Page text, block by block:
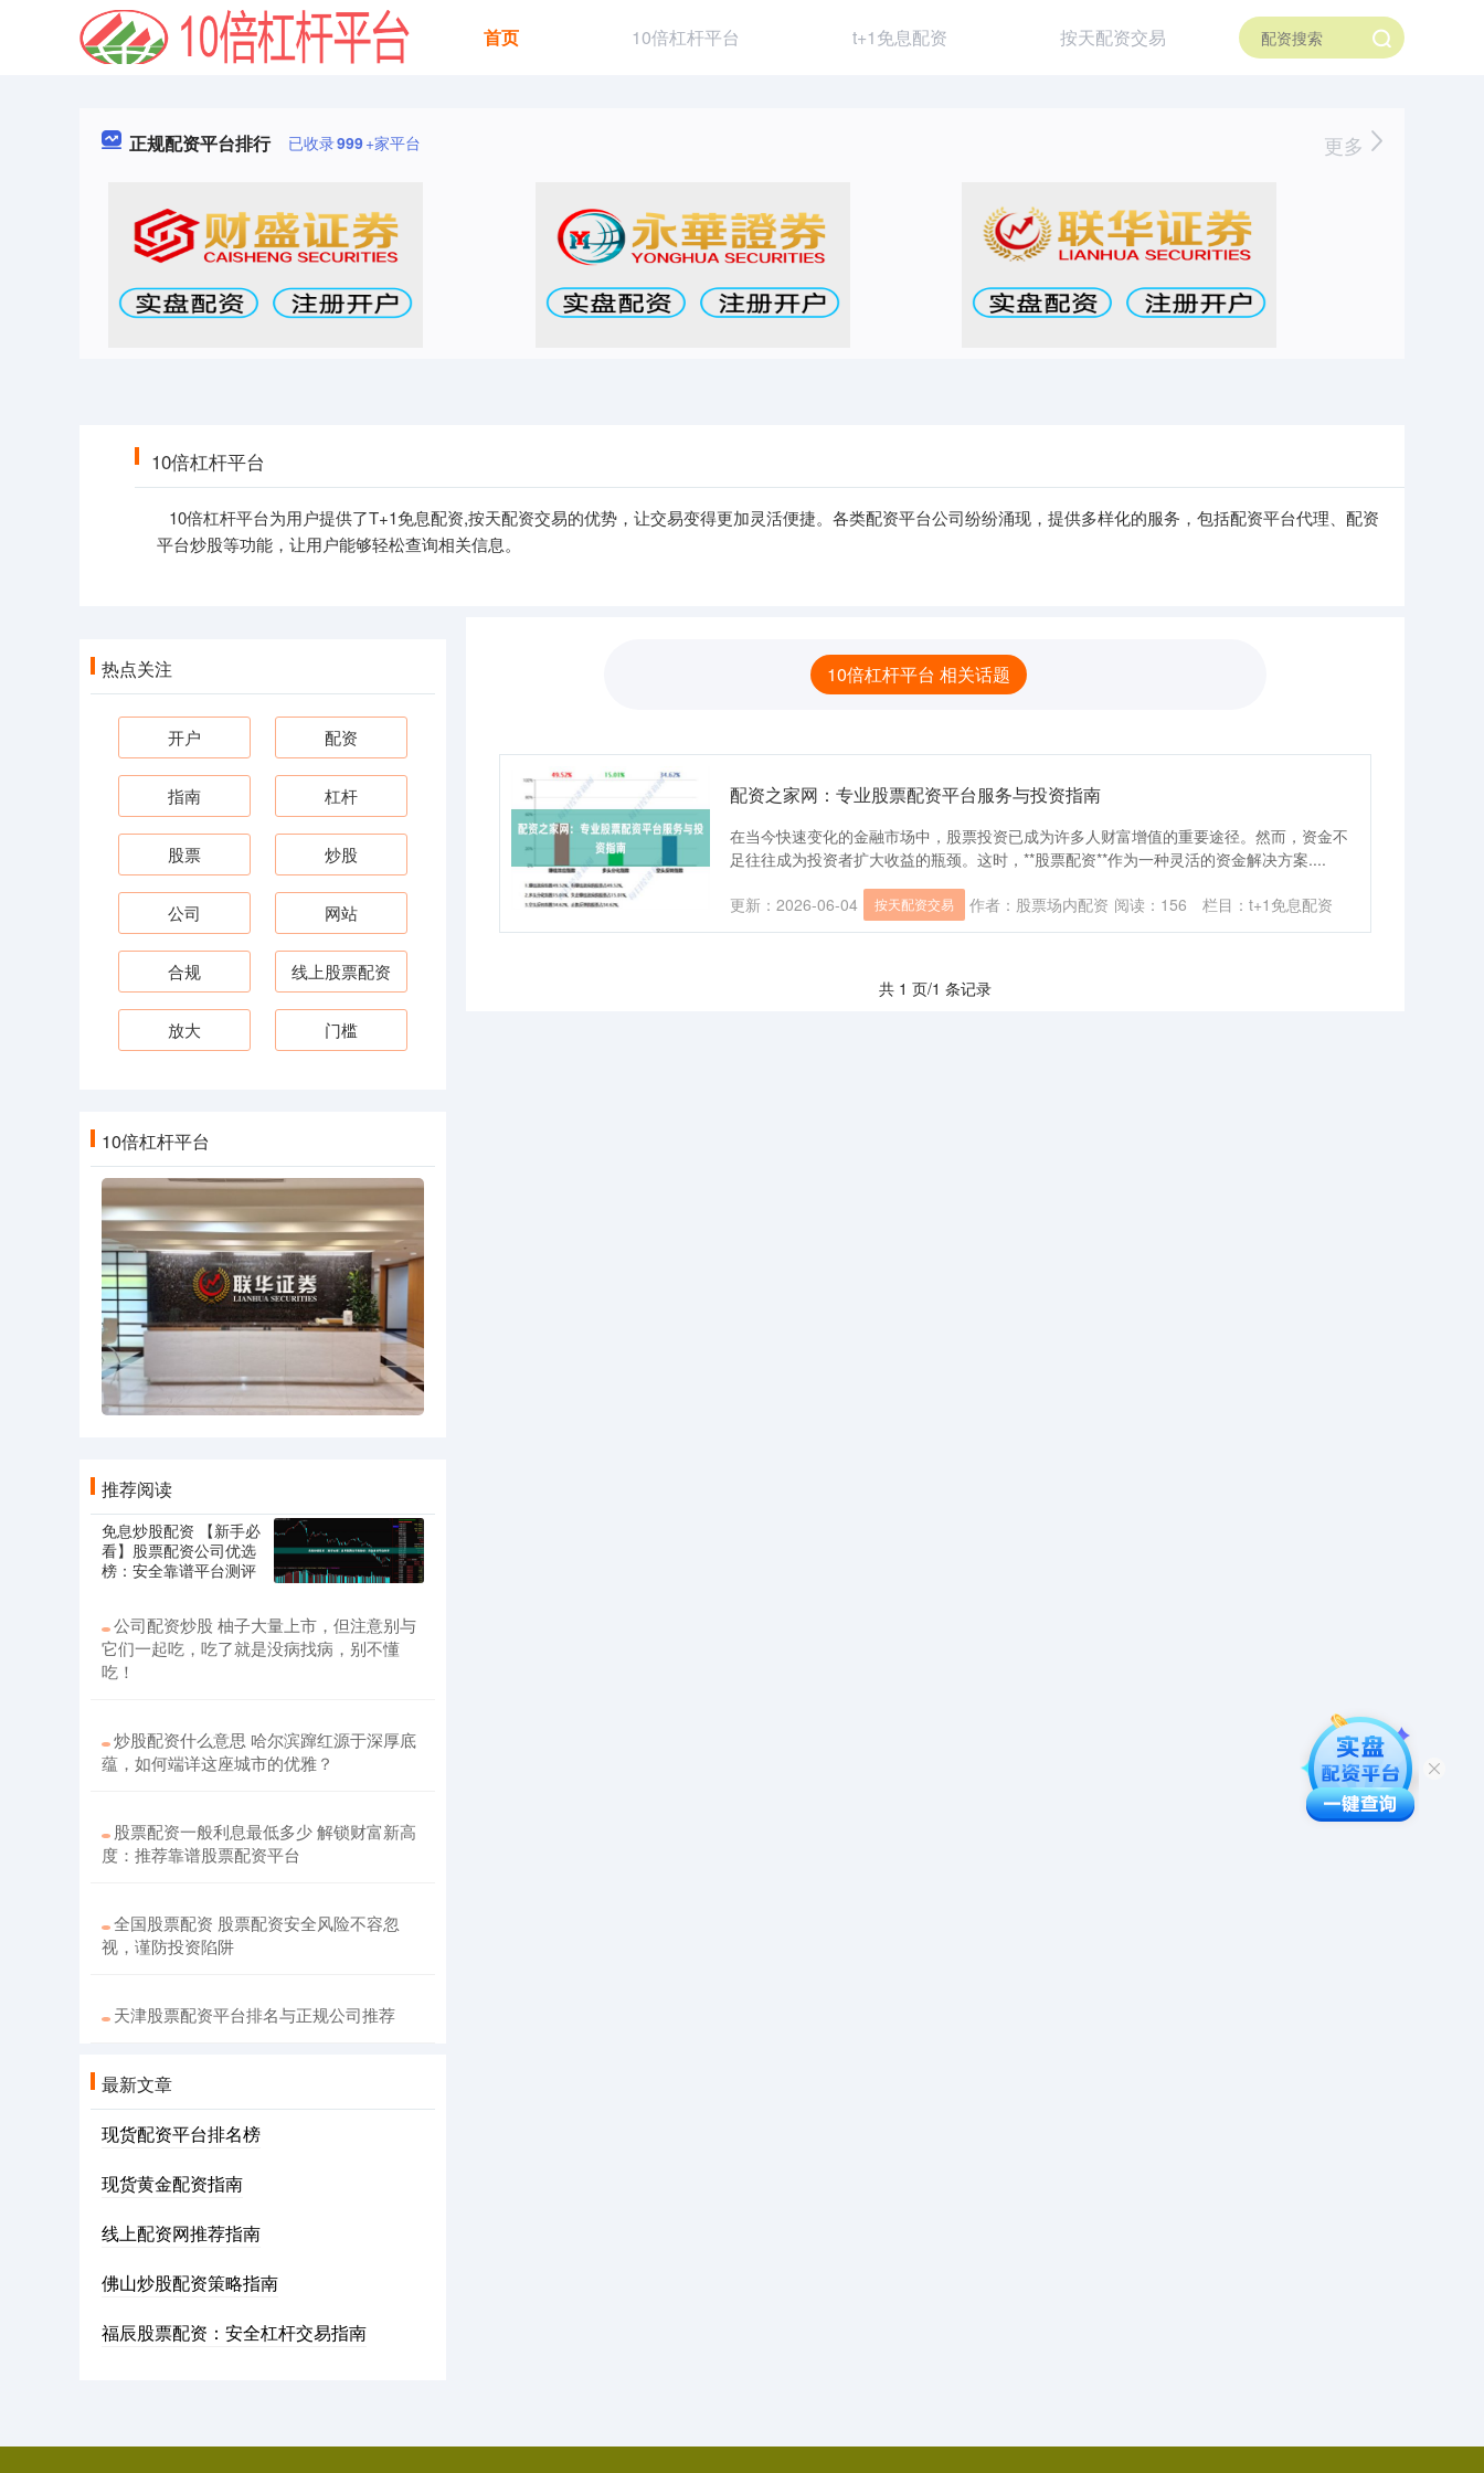
首页 10倍杠杆平台 t+1免息配资 按天配资交易
正规配资平台排行 已收录999+家平台 更多
10倍杠杆平台
10倍杠杆平台为用户提供了T+1免息配资,按天配资交易的优势，让交易变得更加灵活便捷。各类配资平台公司纷纷涌现，提供多样化的服务，包括配资平台代理、配资
平台炒股等功能，让用户能够轻松查询相关信息。
10倍杠杆平台 相关话题
配资之家网：专业股票配资平台服务与投资指南
在当今快速变化的金融市场中，股票投资已成为许多人财富增值的重要途径。然而，资金不
足往往成为投资者扩大收益的瓶颈。这时，**股票配资**作为一种灵活的资金解决方案....
更新：2026-06-04 按天配资交易 作者：股票场内配资 阅读： 156 栏目： t+1免息配资
共 1 页/1 条记录
热点关注
开户 配资
指南 杠杆
股票 炒股
公司 网站
合规 线上股票配资
放大 门槛
10倍杠杆平台
推荐阅读
免息炒股配资 【新手必
看】股票配资公司优选
榜：安全靠谱平台测评
公司配资炒股 柚子大量上市，但注意别与
它们一起吃，吃了就是没病找病，别不懂
吃！
炒股配资什么意思 哈尔滨蹿红源于深厚底
蕴，如何端详这座城市的优雅？
股票配资一般利息最低多少 解锁财富新高
度：推荐靠谱股票配资平台
全国股票配资 股票配资安全风险不容忽
视，谨防投资陷阱
天津股票配资平台排名与正规公司推荐
最新文章
现货配资平台排名榜
现货黄金配资指南
线上配资网推荐指南
佛山炒股配资策略指南
福辰股票配资：安全杠杆交易指南